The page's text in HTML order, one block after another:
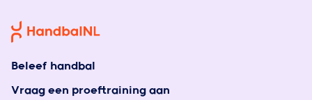
Beleef handbal
Vraag een proeftraining aan